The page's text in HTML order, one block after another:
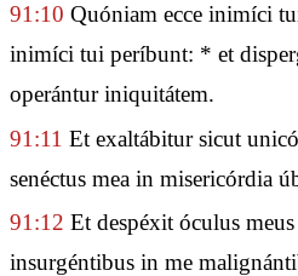
91:10 Quóniam ecce inimíci
inimíci tui períbunt: * et
operántur iniquitátem.
91:11 Et exaltábitur sicut
senéctus mea in misericórdia
91:12 Et despéxit óculus
insurgéntibus in me